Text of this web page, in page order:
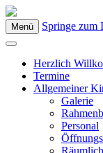
Menü Springe zum
Herzlich
Termine
Allgemeiner
Galerie
Personal